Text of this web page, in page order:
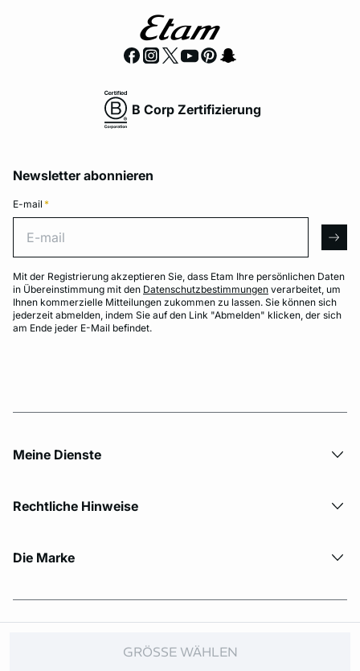
GRÖSSE WÄHLEN
B Corp Zertifizierung
Newsletter abonnieren
E-mail *
Mit der Registrierung akzeptieren Sie, dass Etam Ihre persönlichen Daten
in Übereinstimmung mit den Datenschutzbestimmungen verarbeitet, um
Ihnen kommerzielle Mitteilungen zukommen zu lassen. Sie können sich
jederzeit abmelden, indem Sie auf den Link "Abmelden" klicken, der sich
am Ende jeder E-Mail befindet.
Meine Dienste
Rechtliche Hinweise
Die Marke